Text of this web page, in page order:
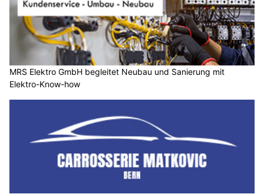
MRS Elektro GmbH begleitet Neubau und Sanierung mit
Elektro-Know-how